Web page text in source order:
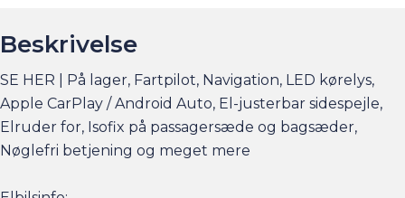
Beskrivelse
SE HER | På lager, Fartpilot, Navigation, LED kørelys,
Apple CarPlay / Android Auto, El-justerbar sidespejle,
Elruder for, Isofix på passagersæde og bagsæder,
Nøglefri betjening og meget mere